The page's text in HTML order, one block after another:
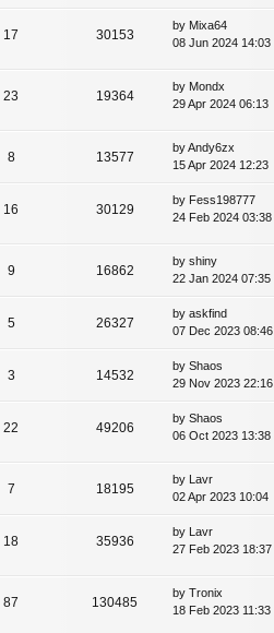
17 30153
by Mixa64
08 Jun 2024 14:03
23 19364
by Mondx
29 Apr 2024 06:13
8 13577
byAndy6zx
15 Apr 2024 12:23
16 30129
by Fess198777
24 Feb 2024 03:38
9 16862
by shiny
22 Jan 2024 07:35
5 26327
by askfind
07 Dec 2023 08:46
3 14532
by Shaos
29 Nov 2023 22:16
22 49206
by Shaos
06 Oct 2023 13:38
7 18195
by Lavr
02 Apr 2023 10:04
18 35936
by Lavr
27 Feb 2023 18:37
87 130485
by Tronix
18 Feb 2023 11:33